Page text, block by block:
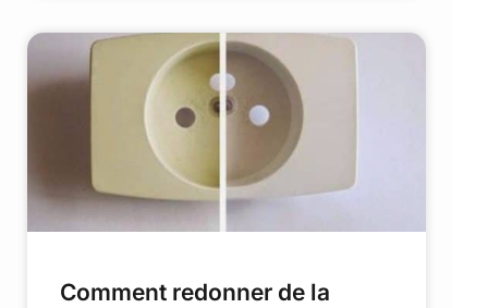
Comment redonner de la